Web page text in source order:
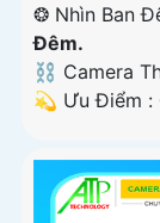
❂ Nhìn Ban
Ðêm.
⛓ Camera
️💫 Ưu Điểm :